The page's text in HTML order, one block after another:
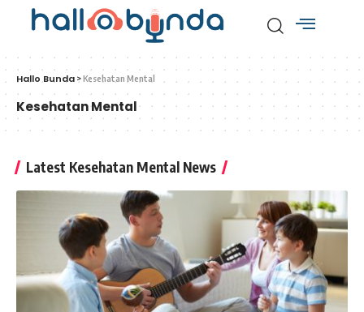
Hallo Bunda >Kesehatan Mental
Kesehatan Mental
Latest Kesehatan Mental News